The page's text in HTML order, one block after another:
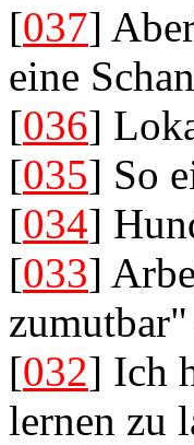
[037]
eine
[036]
[035] So
[034]
[033]
[032] Ich
lernen zu